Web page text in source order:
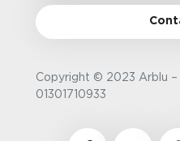
Copyright © 2023 Arblu
01301710933